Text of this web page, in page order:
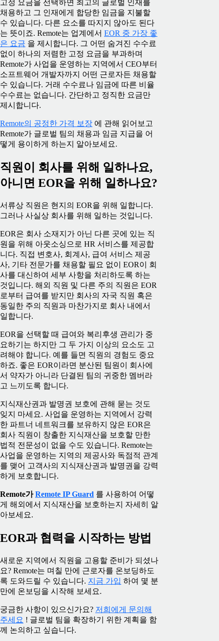
고정 요금을 선택하면 최고의 글로벌 인재를
채용하고 그 인재에게 합당한 임금을 지불할
수 있습니다. 다른 요소를 따지지 않아도 된다
는 뜻이죠. Remote는 업계에서 EOR 중 가장 좋
은 요금 을 제시합니다. 그 어떤 숨겨진 수수료
없이 하나의 저렴한 고정 요금을 부과하며
Remote가 사업을 운영하는 지역에서 CEO부터
소프트웨어 개발자까지 어떤 근로자든 채용할
수 있습니다. 거래 수수료나 임금에 따른 비율
수수료는 없습니다. 간단하고 정직한 요금만
제시합니다.
Remote의 공정한 가격 보장 에 관해 읽어보고
Remote가 글로벌 팀의 채용과 임금 지급을 어
떻게 용이하게 하는지 알아보세요.
직원이 회사를 위해 일하나요,
아니면 EOR을 위해 일하나요?
서류상 직원은 현지의 EOR을 위해 일합니다.
그러나 사실상 회사를 위해 일하는 것입니다.
EOR은 회사 소재지가 아닌 다른 곳에 있는 직
원을 위해 아웃소싱으로 HR 서비스를 제공합
니다. 직접 변호사, 회계사, 급여 서비스 제공
사, 기타 전문가를 채용할 필요 없이 EOR이 회
사를 대신하여 세부 사항을 처리하도록 하는
것입니다. 해외 직원 및 다른 주의 직원은 EOR
로부터 급여를 받지만 회사의 자국 직원 혹은
동일한 주의 직원과 마찬가지로 회사 내에서
일합니다.
EOR을 선택할 때 급여와 복리후생 관리가 중
요하기는 하지만 그 두 가지 이상의 요소도 고
려해야 합니다. 예를 들면 직원의 경험도 중요
하죠. 좋은 EOR이라면 분산된 팀원이 회사에
서 약자가 아니라 단결된 팀의 귀중한 멤버라
고 느끼도록 합니다.
지식재산권과 발명권 보호에 관해 묻는 것도
잊지 마세요. 사업을 운영하는 지역에서 강력
한 파트너 네트워크를 보유하지 않은 EOR은
회사 직원이 창출한 지식재산을 보호할 만한
법적 전문성이 없을 수도 있습니다. Remote는
사업을 운영하는 지역의 제공사와 독점적 관계
를 맺어 고객사의 지식재산권과 발명권을 강력
하게 보호합니다.
Remote가Remote IP Guard 를 사용하여 어떻
게 해외에서 지식재산을 보호하는지 자세히 알
아보세요.
EOR과 협력을 시작하는 방법
새로운 지역에서 직원을 고용할 준비가 되셨나
요? Remote는 며칠 만에 근로자를 온보딩하도
록 도와드릴 수 있습니다. 지금 가입 하여 몇 분
만에 온보딩을 시작해 보세요.
궁금한 사항이 있으신가요? 저희에게 문의해
주세요 ! 글로벌 팀을 확장하기 위한 계획을 함
께 논의하고 싶습니다.